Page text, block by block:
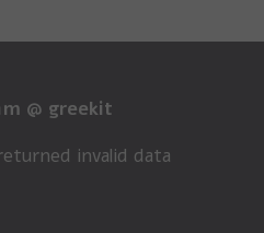
@ greekit
invalid data.